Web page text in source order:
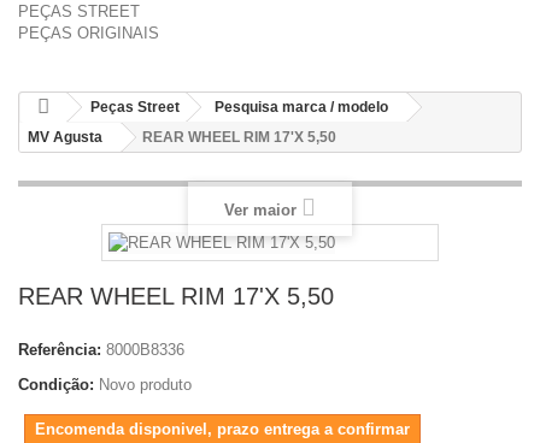
PEÇAS STREET
PEÇAS ORIGINAIS
Peças Street
Pesquisa marca / modelo
MV Agusta
REAR WHEEL RIM 17'X 5,50
Ver maior
REAR WHEEL RIM 17'X 5,50
Referência: 8000B8336
Condição: Novo produto
Encomenda disponivel, prazo entrega a confirmar